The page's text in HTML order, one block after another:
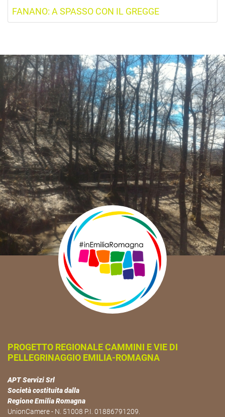
FANANO: A SPASSO CON IL GREGGE
PROGETTO REGIONALE CAMMINI E VIE DI
PELLEGRINAGGIO EMILIA-ROMAGNA
APT Servizi Srl
Società costituita dalla
Regione Emilia Romagna
UnionCamere - N. 51008 P.I. 01886791209.